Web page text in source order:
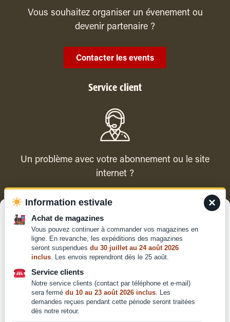
Pour offrir les meilleures expériences, nous utilisons des technologies
telles que les cookies pour stocker et/ou accéder aux informations des
appareils. Le fait de consentir à ces technologies nous permettra de
traiter des données telles que le comportement de navigation ou les ID
uniques sur ce site. Le fait de ne pas consentir ou de retirer son
consentement peut avoir un effet négatif sur certaines caractéristiques
et fonctions.
Vous souhaitez organiser un évenement ou
devenir partenaire ?
Contacter les events
Service client
Un problème avec votre abonnement ou le site
internet ?
Contacter le service client
Mentions légales
Conditions générales de
vente et d'utilisation
×
Information estivale
Achat de magazines
Vous pouvez continuer à commander vos magazines en
ligne. En revanche, les expéditions des magazines
seront suspendues du 30 juillet au 24 août 2026
inclus. Les envois reprendront dès le 25 août.
Service clients
Notre service clients (contact par téléphone et e-mail)
sera fermé du 10 au 23 août 2026 inclus. Les
demandes reçues pendant cette période seront traitées
dès notre retour.